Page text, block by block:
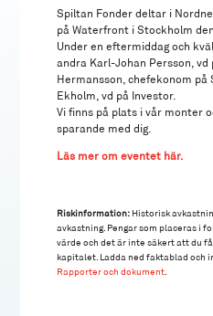
Spiltan Fonder deltar i
på Waterfront i Stockholm
Under en eftermiddag och
andra Karl-Johan Persson, vd
Hermansson, chefekonom på
Ekholm, vd på Investor.
Vi finns på plats i vår monter
sparande med dig.
Läs mer om eventet här.
Riskinformation: Historisk
avkastning. Pengar som placeras i
värde och det är inte säkert att du
kapitalet. Ladda ned faktablad och
Rapporter och dokument